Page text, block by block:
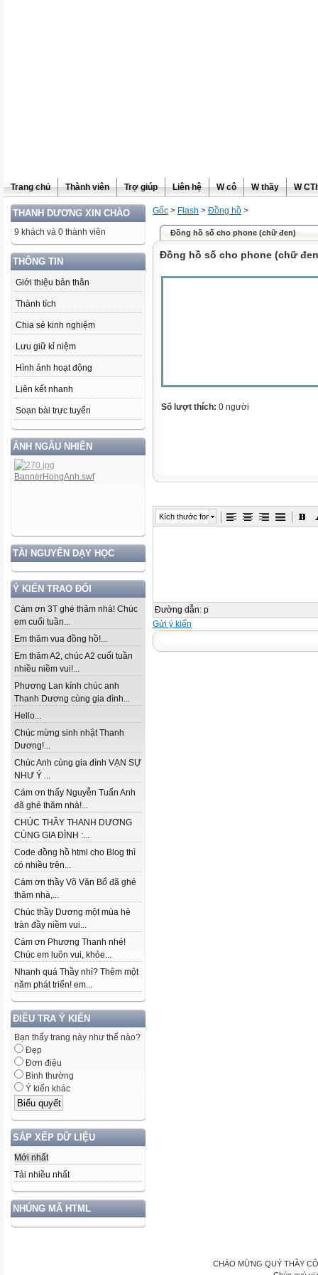
Trang chủ Thành viên Trợ giúp Liên hệ W cô W thầy W
THANH DƯƠNG XIN CHÀO
9 khách và 0 thành viên
THÔNG TIN
Giới thiệu bản thân
Thành tích
Chia sẻ kinh nghiệm
Lưu giữ kỉ niệm
Hình ảnh hoạt động
Liên kết nhanh
Soạn bài trực tuyến
ẢNH NGẪU NHIÊN
TÀI NGUYÊN DẠY HỌC
Ý KIẾN TRAO ĐỔI
Cám ơn 3T ghé thăm nhà! Chúc
em cuối tuần...
Em thăm vua đồng hồ!...
Em thăm A2, chúc A2 cuối tuần
nhiều niềm vui!...
Phương Lan kính chúc anh
Thanh Dương cùng gia đình...
Hello...
Chúc mừng sinh nhật Thanh
Dương!...
Chúc Anh cùng gia đình VẠN SỰ
NHƯ Ý ...
Cám ơn thấy Nguyễn Tuấn Anh
đã ghé thăm nhà!...
CHÚC THẦY THANH DƯƠNG
CÙNG GIA ĐÌNH :...
Code đồng hồ html cho Blog thì
có nhiều trên...
Cám ơn thầy Võ Văn Bổ đã ghé
thăm nhà,...
Chúc thầy Dương một mùa hè
tràn đầy niềm vui...
Cám ơn Phương Thanh nhé!
Chúc em luôn vui, khỏe...
Nhanh quá Thầy nhỉ? Thêm một
năm phát triển! em...
ĐIỀU TRA Ý KIẾN
Bạn thấy trang này như thế nào?
Đẹp
Đơn điệu
Bình thường
Ý kiến khác
SẮP XẾP DỮ LIỆU
Mới nhất
Tải nhiều nhất
NHÚNG MÃ HTML
Gốc > Flash > Đồng hồ >
Đồng hồ số cho phone (chữ đen)
Đồng hồ số cho phone (chữ
Số lượt thích: 0 người
Kích thước font
Đường dẫn: p
Gửi ý kiến
CHÀO MỪNG QUÝ THẦY